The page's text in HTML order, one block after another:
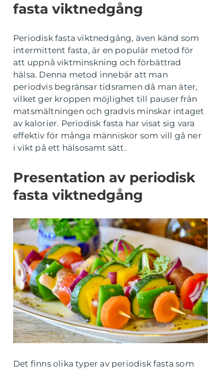
fasta viktnedgång
Periodisk fasta viktnedgång, även känd som
intermittent fasta, är en populär metod för
att uppnå viktminskning och förbättrad
hälsa. Denna metod innebär att man
periodvis begränsar tidsramen då man äter,
vilket ger kroppen möjlighet till pauser från
matsmältningen och gradvis minskar intaget
av kalorier. Periodisk fasta har visat sig vara
effektiv för många människor som vill gå ner
i vikt på ett hälsosamt sätt.
Presentation av periodisk
fasta viktnedgång
Det finns olika typer av periodisk fasta som